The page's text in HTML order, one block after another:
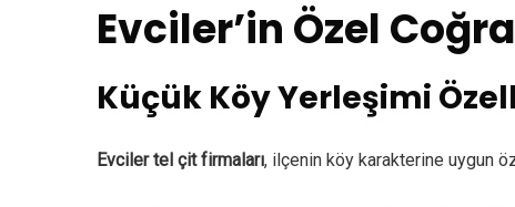
Evciler’in Özel
Küçük Köy Yerleşimi
Evciler tel çit firmaları, ilçenin köy karakterine uygun